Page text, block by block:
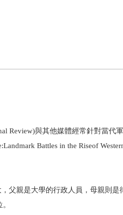
Review)與其他媒體經常針對當代
Battles in the Riseof
父親是大學的行政人員，母親則是